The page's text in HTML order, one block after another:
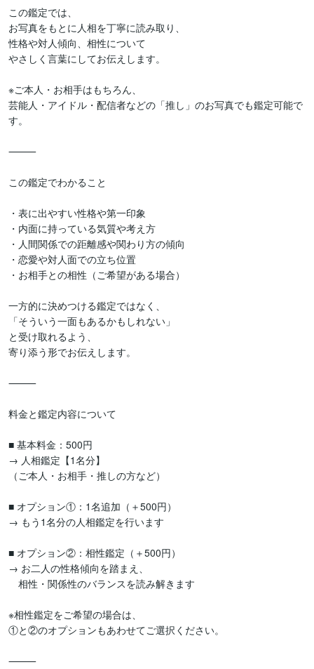
この鑑定では、
お写真をもとに人相を丁寧に読み取り、
性格や対人傾向、相性について
やさしく言葉にしてお伝えします。
※ご本人・お相手はもちろん、
芸能人・アイドル・配信者などの「推し」のお写真でも鑑定可能で
す。
⸻
この鑑定でわかること
・表に出やすい性格や第一印象
・内面に持っている気質や考え方
・人間関係での距離感や関わり方の傾向
・恋愛や対人面での立ち位置
・お相手との相性（ご希望がある場合）
一方的に決めつける鑑定ではなく、
「そういう一面もあるかもしれない」
と受け取れるよう、
寄り添う形でお伝えします。
⸻
料金と鑑定内容について
■ 基本料金：500円
→ 人相鑑定【1名分】
（ご本人・お相手・推しの方など）
■ オプション①：1名追加（＋500円）
→ もう1名分の人相鑑定を行います
■ オプション②：相性鑑定（＋500円）
→ お二人の性格傾向を踏まえ、
相性・関係性のバランスを読み解きます
※相性鑑定をご希望の場合は、
①と②のオプションもあわせてご選択ください。
⸻